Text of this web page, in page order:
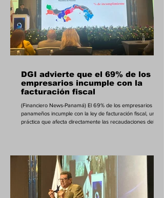
DGI advierte que el 69% de los
empresarios incumple con la
facturación fiscal
(Financiero News-Panamá) El 69% de los empresarios
panameños incumple con la ley de facturación fiscal, una
práctica que afecta directamente las recaudaciones del
el Tribunal Administrativo Tributario de Panamá. El
señalamiento se fundamente en inspecciones hechas a
más de 6 mil negocios en Panamá, en donde se